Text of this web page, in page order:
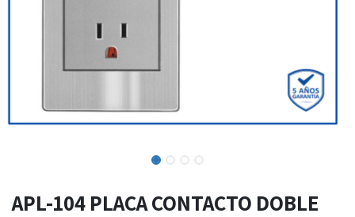
APL-104 PLACA CONTACTO DOBLE